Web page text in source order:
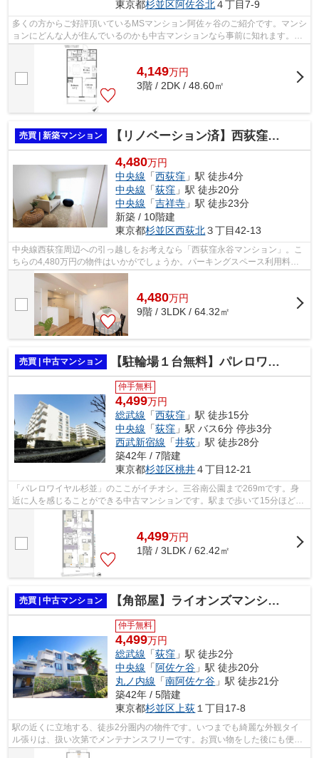
東京都杉並区阿佐谷北４丁目7-9
多くの方からご好評頂いているMSマンション阿佐ヶ谷のご紹介です。マンシ
ョンにどんな人が住んでいるのかも中古マンションなら事前に知れます。メ
ンテナンスのしやすさから考えると決...
4,149万円
3階 / 2DK / 48.60㎡
売買 | 新築マンション 【リノベーション済】西荻窪永谷マンション
4,480万円
中央線 「西荻窪 」駅 徒歩4分
中央線 「荻窪 」駅 徒歩20分
中央線 「吉祥寺 」駅 徒歩23分
新築 / 10階建
東京都杉並区西荻北３丁目42-13
中央線西荻窪周辺への引っ越しをお考えなら「西荻窪永谷マンション」。こ
ちらの4,480万円の物件はいかがでしょうか。パーキングスペース利用料金
は27000円です。株式会社オブライエン...
4,480万円
9階 / 3LDK / 64.32㎡
売買 | 中古マンション 【駐輪場１台無料】パレロワイヤル杉並
仲手無料
4,499万円
総武線 「西荻窪 」駅 徒歩15分
中央線 「荻窪 」駅 バス6分 停歩3分
西武新宿線 「井荻 」駅 徒歩28分
築42年 / 7階建
東京都杉並区桃井４丁目12-21
「パレロワイヤル杉並」のここがイチオシ。三谷南公園まで269mです。身
近に人を感じることができる中古マンションです。駅まで歩いて15分ほどの
物件です。総武線西荻窪周辺に関するお...
4,499万円
1階 / 3LDK / 62.42㎡
売買 | 中古マンション 【角部屋】ライオンズマンション荻窪第6
仲手無料
4,499万円
総武線 「荻窪 」駅 徒歩2分
中央線 「阿佐ケ谷 」駅 徒歩20分
丸ノ内線 「南阿佐ケ谷 」駅 徒歩21分
築42年 / 5階建
東京都杉並区 上荻 １丁目17-8
駅の近くに立地する、徒歩2分圏内の物件です。いつまでも綺麗な外観タイ
ル張りは、扱い次第でメンテナンスフリーです。お買い物をした後にも便利
なエレベーター付きの物件。この物件は...